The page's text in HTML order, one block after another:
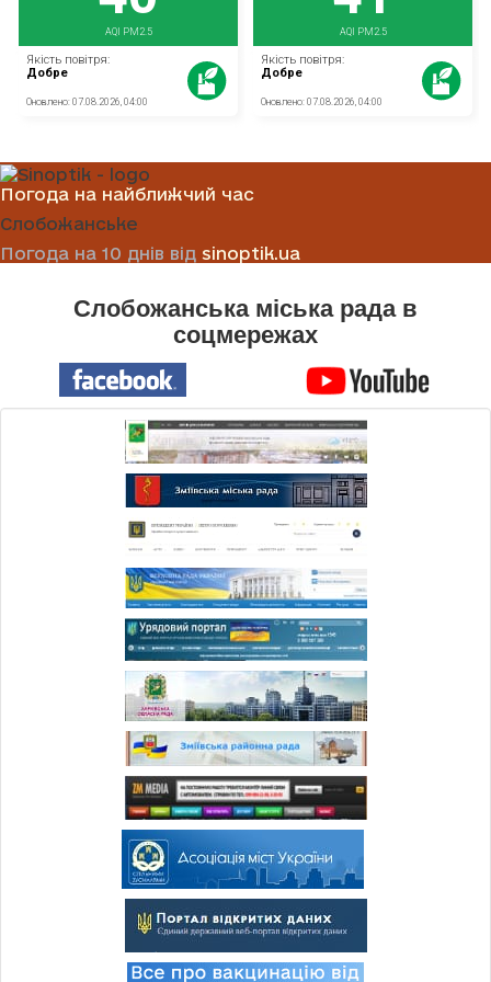
Погода на найближчий час
Слобожанське
Погода на 10 днів від sinoptik.ua
Слобожанська міська рада в
соцмережах